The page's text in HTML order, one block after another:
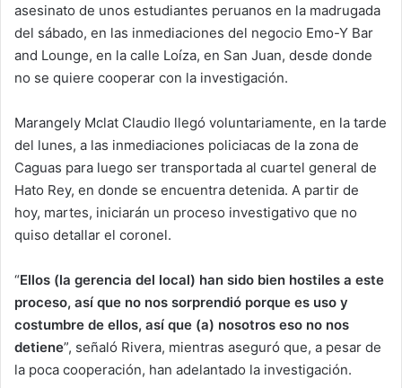
asesinato de unos estudiantes peruanos en la madrugada
del sábado, en las inmediaciones del negocio Emo-Y Bar
and Lounge, en la calle Loíza, en San Juan, desde donde
no se quiere cooperar con la investigación.
Marangely Mclat Claudio llegó voluntariamente, en la tarde
del lunes, a las inmediaciones policiacas de la zona de
Caguas para luego ser transportada al cuartel general de
Hato Rey, en donde se encuentra detenida. A partir de
hoy, martes, iniciarán un proceso investigativo que no
quiso detallar el coronel.
“Ellos (la gerencia del local) han sido bien hostiles a este
proceso, así que no nos sorprendió porque es uso y
costumbre de ellos, así que (a) nosotros eso no nos
detiene”, señaló Rivera, mientras aseguró que, a pesar de
la poca cooperación, han adelantado la investigación.